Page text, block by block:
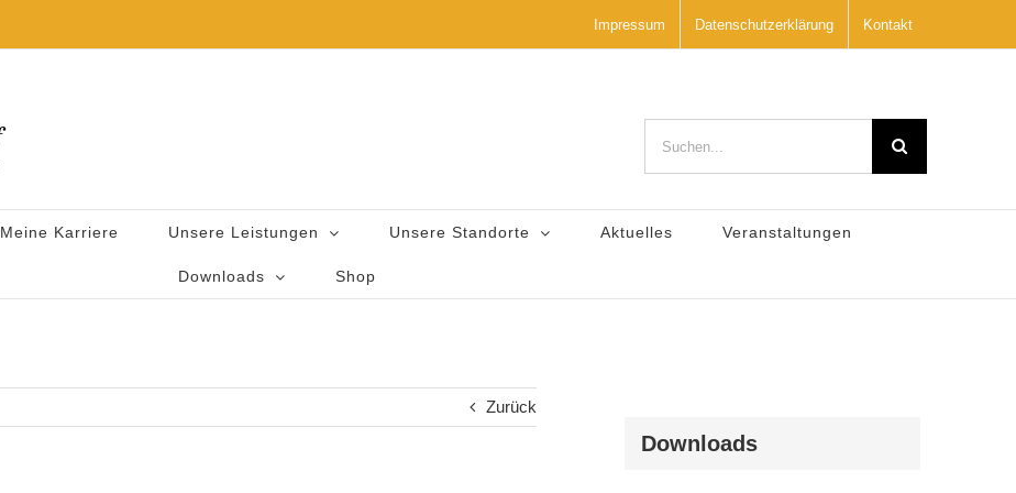
Impressum Datenschutzerklärung Kontakt
nach:
Meine Karriere Unsere Leistungen Unsere Standorte Aktuelles Veranstaltungen
Downloads Shop
Zurück
Downloads